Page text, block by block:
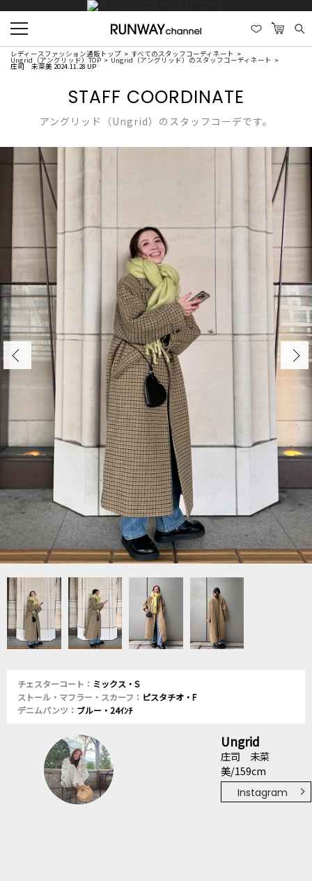
レディースファッション通販トップ すべてのスタッフコーディネート
Ungrid（アングリッド）TOP Ungrid（アングリッド）のスタッフコーディネート
庄司 未菜美 2024.11.28 UP
STAFF COORDINATE
アングリッド（Ungrid）のスタッフコーデです。
チェスターコート： ミックス・S
ストール・マフラー・スカーフ： ピスタチオ・F
デニムパンツ： ブルー・24ｲﾝﾁ
Ungrid
庄司 未菜
美/159cm
Instagram